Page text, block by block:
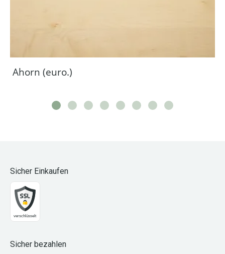
Ahorn (euro.)
Sicher Einkaufen
Sicher bezahlen